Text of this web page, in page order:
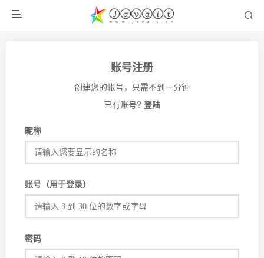
账号注册
创建您的帐号，只需不到一分钟
已有账号? 登陆
昵称
账号（用于登录）
密码